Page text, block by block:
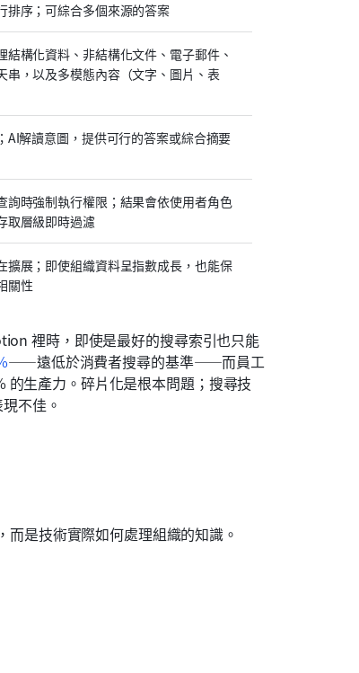
排序；可綜合多個來源的答案
結構化資料、非結構化文件、電子郵件、
串，以及多模態內容（文字、圖片、表
AI解讀意圖，提供可行的答案或綜合摘要
詢時強制執行權限；結果會依使用者角色
取層級即時過濾
擴展；即使組織資料呈指數成長，也能保
關性
裡時，即使是最好的搜尋索引也只能
——遠低於消費者搜尋的基準——而員工
生產力。碎片化是根本問題；搜尋技
不佳。
是技術實際如何處理組織的知識。